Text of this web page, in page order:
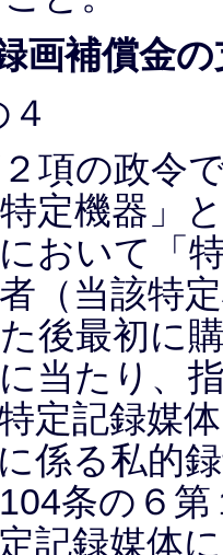
画補償金
項の政令
定機器」
おいて「
（当該特
後最初に
当たり、
定記録媒
係る私的
条の６
記録媒体